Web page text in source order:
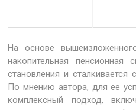
На основе
накопительная пенсионная
становления и
По мнению автора, для ее
комплексный подход,